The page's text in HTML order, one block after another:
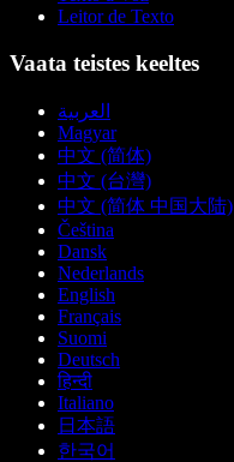
Leitor de Texto
Vaata teistes keeltes
العربية
Magyar
中文 (简体)
中文 (台灣)
中文 (简体 中国大陆)
Čeština
Dansk
Nederlands
English
Français
Suomi
Deutsch
हिन्दी
Italiano
日本語
한국어